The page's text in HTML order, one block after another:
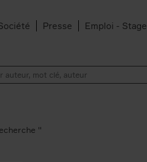
Presse Emploi - Stage
''